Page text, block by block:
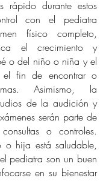
rápido durante estos
con el pediatra
físico completo,
el crecimiento y
o del niño o niña y el
el fin de encontrar o
Asimismo, la
de la audición y
serán parte de
o controles.
o hija está saludable,
pediatra son un buen
en su bienestar